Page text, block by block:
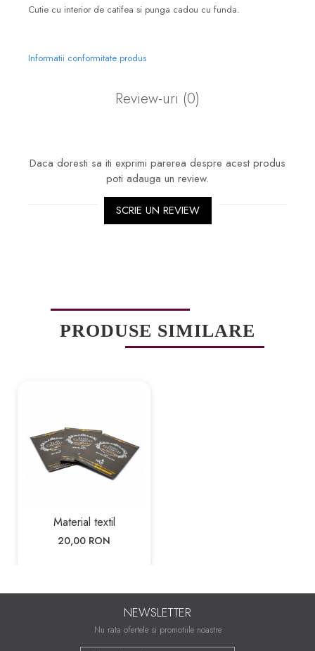
Cutie cu interior de catifea si punga cadou cu funda.
Informatii conformitate produs
Review-uri (0)
Daca doresti sa iti exprimi parerea despre acest produs
poti adauga un review.
SCRIE UN REVIEW
PRODUSE SIMILARE
Material textil
20,00 RON
NEWSLETTER
Nu rata ofertele si promotiile noastre